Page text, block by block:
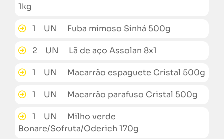
1kg
1 UN Fuba mimoso Sinhá 500g
2 UN Lã de aço Assolan 8x1
1 UN Macarrão espaguete Cristal 500g
1 UN Macarrão parafuso Cristal 500g
1 UN Milho verde
Bonare/Sofruta/Oderich 170g